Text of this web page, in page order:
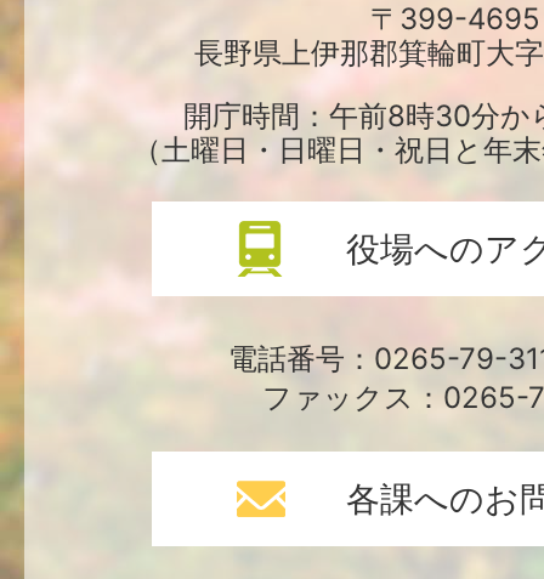
役
場
〒399-4695
長野県上伊那郡箕輪町大
開庁時間：午前8時30分か
（土曜日・日曜日・祝日と年
役場へのア
電話番号：0265-79-
ファックス：0265-
各課へのお